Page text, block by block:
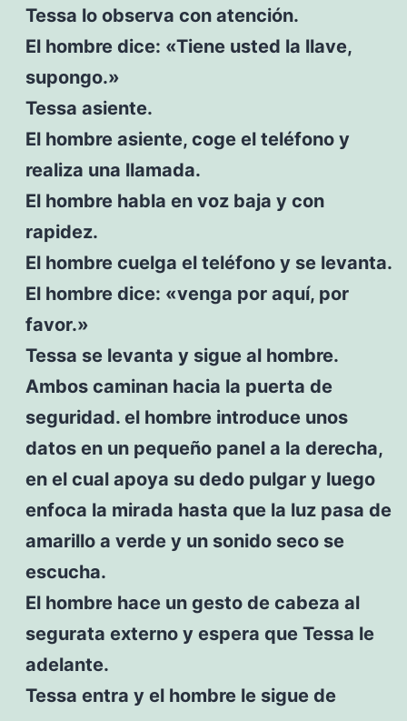
Tessa lo observa con atención.
El hombre dice: «Tiene usted la llave,
supongo.»
Tessa asiente.
El hombre asiente, coge el teléfono y
realiza una llamada.
El hombre habla en voz baja y con
rapidez.
El hombre cuelga el teléfono y se levanta.
El hombre dice: «venga por aquí, por
favor.»
Tessa se levanta y sigue al hombre.
Ambos caminan hacia la puerta de
seguridad. el hombre introduce unos
datos en un pequeño panel a la derecha,
en el cual apoya su dedo pulgar y luego
enfoca la mirada hasta que la luz pasa de
amarillo a verde y un sonido seco se
escucha.
El hombre hace un gesto de cabeza al
segurata externo y espera que Tessa le
adelante.
Tessa entra y el hombre le sigue de